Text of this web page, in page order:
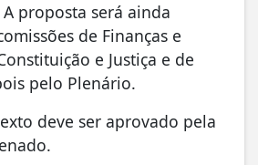
proposta será ainda
de Finanças e
e Justiça e de
pelo Plenário.
deve ser aprovado pela